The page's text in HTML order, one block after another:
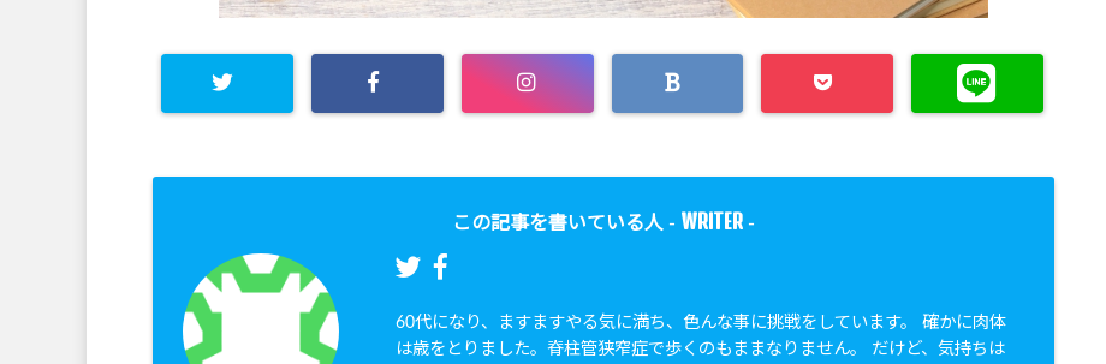
この記事を書いている人 - WRITER -
60代になり、ますますやる気に満ち、色んな事に挑戦をしています。 確かに肉体
は歳をとりました。脊柱管狭窄症で歩くのもままなりません。 だけど、気持ちは